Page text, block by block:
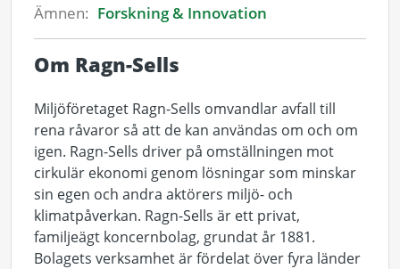
Ämnen: Forskning & Innovation
Om Ragn-Sells
Miljöföretaget Ragn-Sells omvandlar avfall till
rena råvaror så att de kan användas om och om
igen. Ragn-Sells driver på omställningen mot
cirkulär ekonomi genom lösningar som minskar
sin egen och andra aktörers miljö- och
klimatpåverkan. Ragn-Sells är ett privat,
familjeägt koncernbolag, grundat år 1881.
Bolagets verksamhet är fördelat över fyra länder